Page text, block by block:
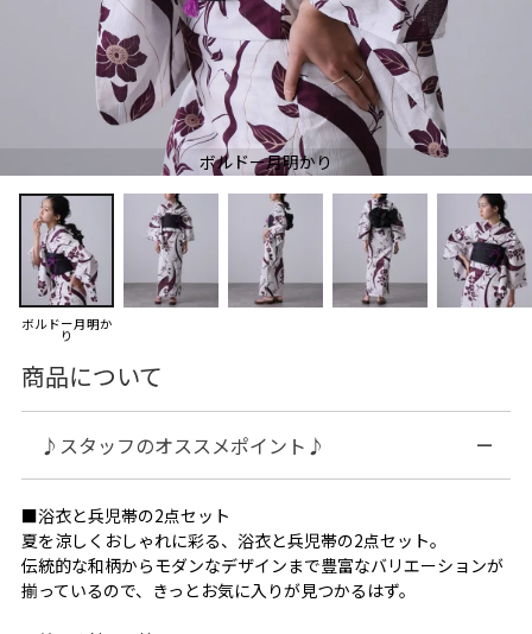
ボルドー月明かり
ボルドー月明か
り
商品について
♪スタッフのオススメポイント♪
■浴衣と兵児帯の2点セット
夏を涼しくおしゃれに彩る、浴衣と兵児帯の2点セット。
伝統的な和柄からモダンなデザインまで豊富なバリエーションが
揃っているので、きっとお気に入りが見つかるはず。